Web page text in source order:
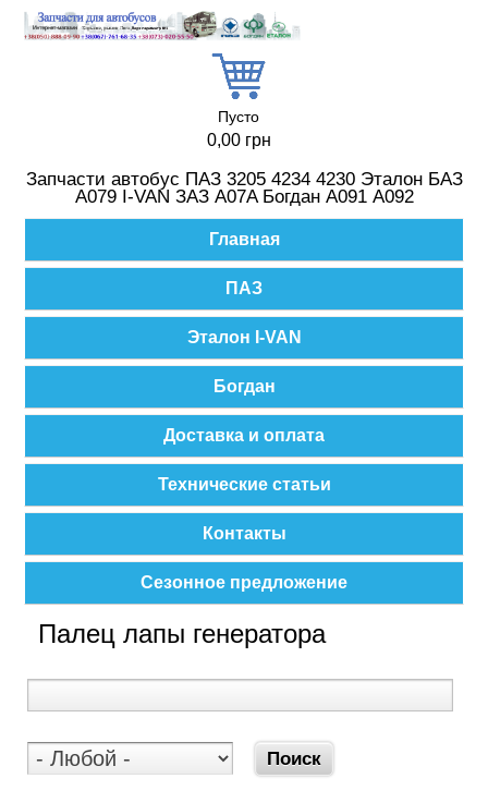
Пусто
0,00 грн
Запчасти автобус ПАЗ 3205 4234 4230 Эталон БАЗ
А079 I-VAN ЗАЗ A07A Богдан А091 А092
Главная
ПАЗ
Эталон I-VAN
Богдан
Доставка и оплата
Технические статьи
Контакты
Сезонное предложение
Палец лапы генератора